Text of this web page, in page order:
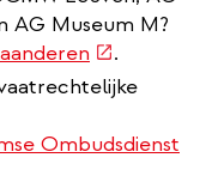
AG Museum M?
(externe
link)
.
Ombudsdienst